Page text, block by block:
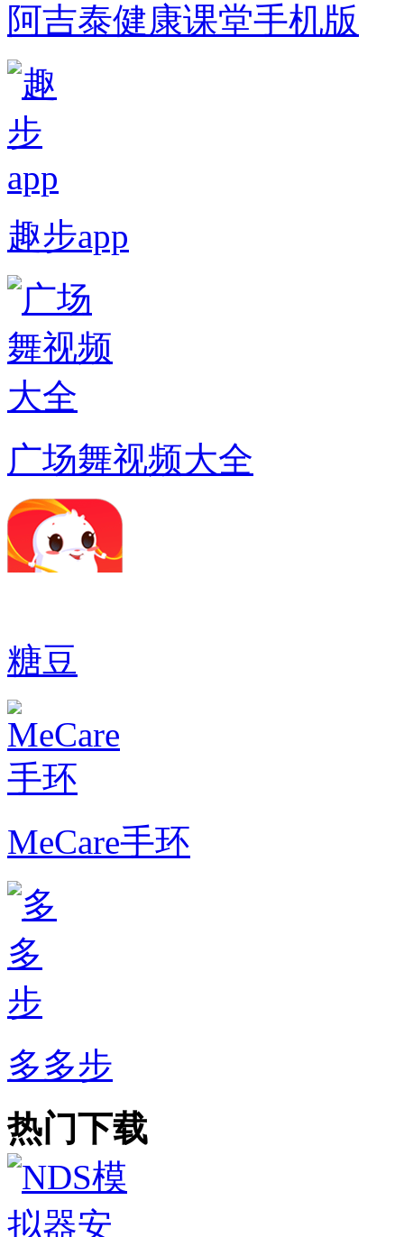
阿吉泰健康课堂手机版
趣步app
广场舞视频大全
糖豆
MeCare手环
多多步
热门下载